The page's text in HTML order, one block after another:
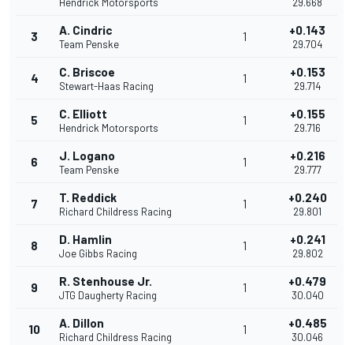
3 A. Cindric
Team Penske
1 +0.143
29.704
4 C. Briscoe
Stewart-Haas Racing
1 +0.153
29.714
5 C. Elliott
Hendrick Motorsports
1 +0.155
29.716
6 J. Logano
Team Penske
1 +0.216
29.777
7 T. Reddick
Richard Childress Racing
1 +0.240
29.801
8 D. Hamlin
Joe Gibbs Racing
1 +0.241
29.802
9 R. Stenhouse Jr.
JTG Daugherty Racing
1 +0.479
30.040
10 A. Dillon
Richard Childress Racing
1 +0.485
30.046